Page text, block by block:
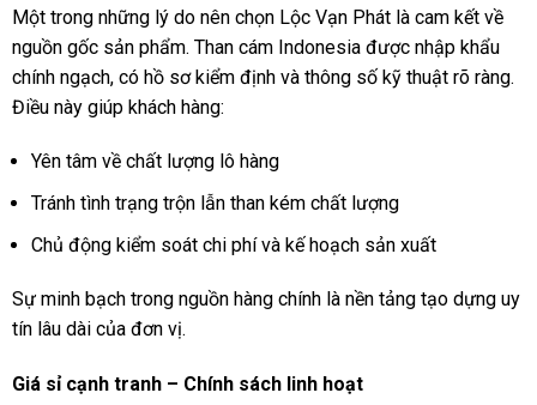
Một trong những lý do nên chọn Lộc Vạn Phát là cam kết về
nguồn gốc sản phẩm. Than cám Indonesia được nhập khẩu
chính ngạch, có hồ sơ kiểm định và thông số kỹ thuật rõ ràng.
Điều này giúp khách hàng:
Yên tâm về chất lượng lô hàng
Tránh tình trạng trộn lẫn than kém chất lượng
Chủ động kiểm soát chi phí và kế hoạch sản xuất
Sự minh bạch trong nguồn hàng chính là nền tảng tạo dựng uy
tín lâu dài của đơn vị.
Giá sỉ cạnh tranh – Chính sách linh hoạt